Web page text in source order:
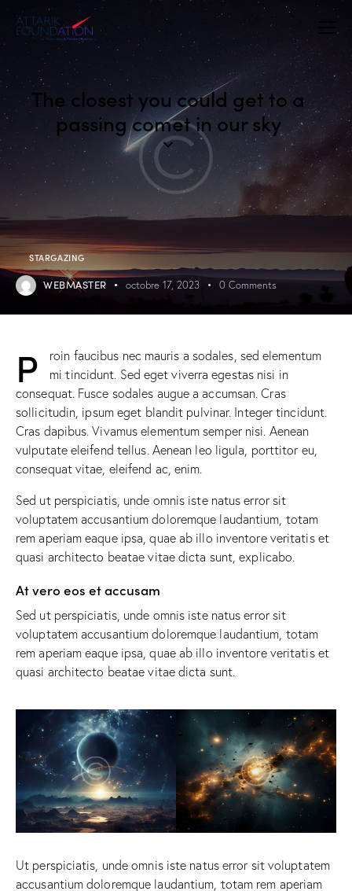
The closest you could get to a
passing comet in our sky
STARGAZING
WEBMASTER octobre 17, 2023 0 Comments
P
roin faucibus nec mauris a sodales, sed elementum
mi tincidunt. Sed eget viverra egestas nisi in
consequat. Fusce sodales augue a accumsan. Cras
sollicitudin, ipsum eget blandit pulvinar. Integer tincidunt.
Cras dapibus. Vivamus elementum semper nisi. Aenean
vulputate eleifend tellus. Aenean leo ligula, porttitor eu,
consequat vitae, eleifend ac, enim.
Sed ut perspiciatis, unde omnis iste natus error sit
voluptatem accusantium doloremque laudantium, totam
rem aperiam eaque ipsa, quae ab illo inventore veritatis et
quasi architecto beatae vitae dicta sunt, explicabo.
At vero eos et accusam
Sed ut perspiciatis, unde omnis iste natus error sit
voluptatem accusantium doloremque laudantium, totam
rem aperiam eaque ipsa, quae ab illo inventore veritatis et
quasi architecto beatae vitae dicta sunt.
Ut perspiciatis, unde omnis iste natus error sit voluptatem
accusantium doloremque laudantium, totam rem aperiam